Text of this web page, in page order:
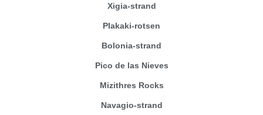
Xigia-strand
Plakaki-rotsen
Bolonia-strand
Pico de las Nieves
Mizithres Rocks
Navagio-strand